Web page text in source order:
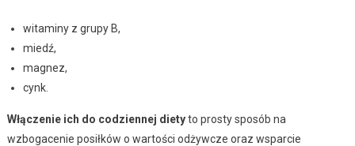
witaminy z grupy B,
miedź,
magnez,
cynk.
Włączenie ich do codziennej dietyto prosty sposób na
wzbogacenie posiłków o wartości odżywcze oraz wsparcie